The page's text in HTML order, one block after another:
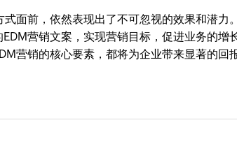
面前，依然表现出了不可忽视的效果和潜力
营销文案，实现营销目标，促进业务的增
营销的核心要素，都将为企业带来显著的回报